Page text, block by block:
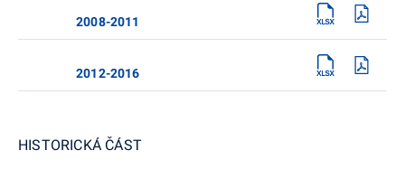
2008-2011
2012-2016
HISTORICKÁ ČÁST